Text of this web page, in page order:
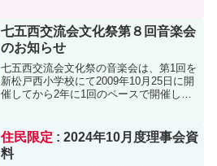
☆こども応
援団への参加のお願い
七五西交流会文化祭第８回音楽会
のお知らせ
七五西交流会文化祭の音楽会は、第1回を
新松戸西小学校にて2009年10月25日に開
催してから2年に1回のペースで開催して
戸市民センター2階ホールにて第８回を
開...
住民限定 : 2024年10月度理事会資
料